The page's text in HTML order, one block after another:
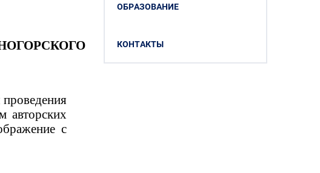
авторских
с
ОБРАЗОВАНИЕ
КОНТАКТЫ